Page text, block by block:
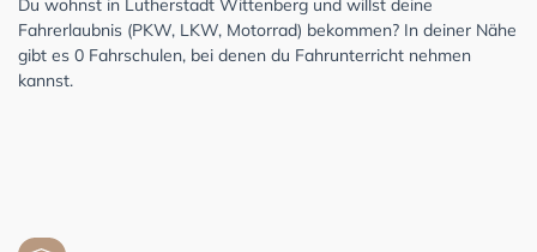
Du wohnst in Lutherstadt Wittenberg und willst deine
Fahrerlaubnis (PKW, LKW, Motorrad) bekommen? In deiner Nähe
gibt es 0 Fahrschulen, bei denen du Fahrunterricht nehmen
kannst.